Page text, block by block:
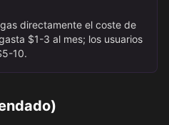
directamente el coste de
$1-3 al mes; los usuarios
10.